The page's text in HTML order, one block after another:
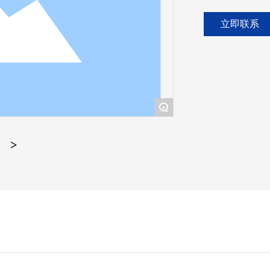
+
立即联系